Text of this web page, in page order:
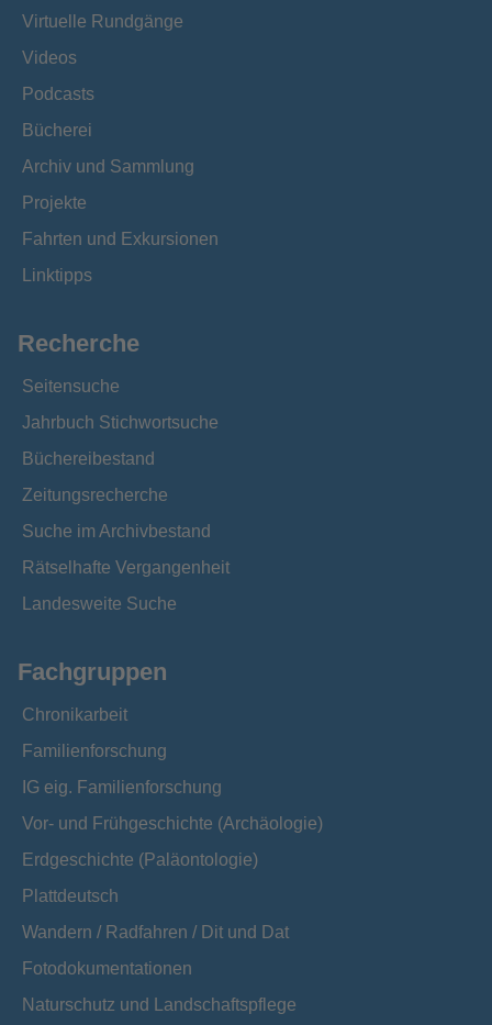
Virtuelle Rundgänge
Videos
Podcasts
Bücherei
Archiv und Sammlung
Projekte
Fahrten und Exkursionen
Linktipps
Recherche
Seitensuche
Jahrbuch Stichwortsuche
Büchereibestand
Zeitungsrecherche
Suche im Archivbestand
Rätselhafte Vergangenheit
Landesweite Suche
Fachgruppen
Chronikarbeit
Familienforschung
IG eig. Familienforschung
Vor- und Frühgeschichte (Archäologie)
Erdgeschichte (Paläontologie)
Plattdeutsch
Wandern / Radfahren / Dit und Dat
Fotodokumentationen
Naturschutz und Landschaftspflege